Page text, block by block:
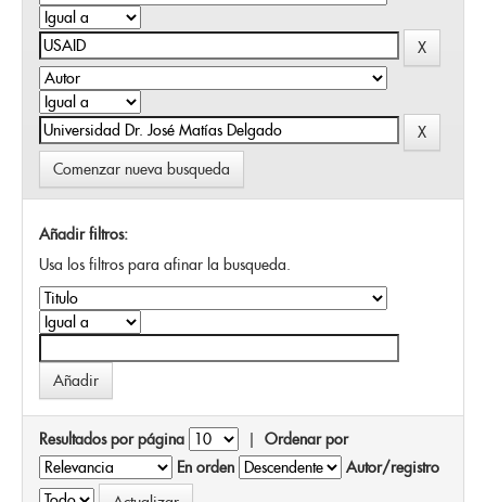
Comenzar nueva busqueda
Añadir filtros:
Usa los filtros para afinar la busqueda.
Resultados por página | Ordenar por
En orden
Autor/registro